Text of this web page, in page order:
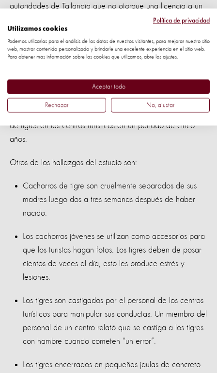
autoridades de Tailandia que no otorgue una licencia a un
negocio que significa crueldad y malos tratos a los
animales con el fin de entretener a las personas ”
Un horror de años revelado
El año pasado, Protección Animal Mundial publicó un
estudio sobre los tigres utilizados para el entretenimiento en
Tailandia, que demostró un aumento del 33% en el número
de tigres en las centros turísticas en un período de cinco
años.
Otros de los hallazgos del estudio son:
Cachorros de tigre son cruelmente separados de sus
madres luego dos a tres semanas después de haber
nacido.
Los cachorros jóvenes se utilizan como accesorios para
que los turistas hagan fotos. Los tigres deben de posar
cientos de veces al día, esto les produce estrés y
lesiones.
Los tigres son castigados por el personal de los centros
turísticos para manipular sus conductas. Un miembro del
personal de un centro relató que se castiga a los tigres
con hambre cuando cometen “un error”.
Los tigres encerrados en pequeñas jaulas de concreto
Política de privacidad
Utilizamos cookies
Podemos utilizarlas para el análisis de los datos de nuestros visitantes, para mejorar nuestro sitio
web, mostrar contenido personalizado y brindarle una excelente experiencia en el sitio web.
Para obtener más información sobre las cookies que utilizamos, abre los ajustes.
Aceptar todo
Rechazar No, ajustar